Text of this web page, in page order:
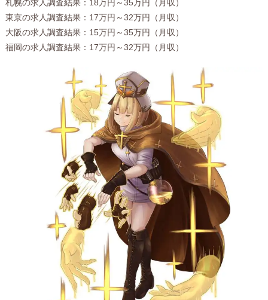
札幌の求人調査結果：18万円～35万円（月収）
東京の求人調査結果：17万円～32万円（月収）
大阪の求人調査結果：15万円～35万円（月収）
福岡の求人調査結果：17万円～32万円（月収）